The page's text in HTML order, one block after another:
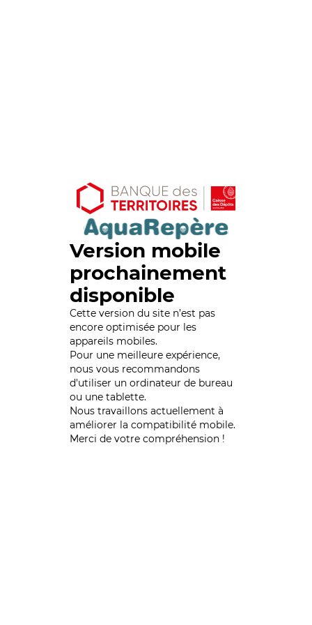
Version mobile
prochainement
disponible
Cette version du site n’est pas
encore optimisée pour les
appareils mobiles.
Pour une meilleure expérience,
nous vous recommandons
d'utiliser un ordinateur de bureau
ou une tablette.
Nous travaillons actuellement à
améliorer la compatibilité mobile.
Merci de votre compréhension !